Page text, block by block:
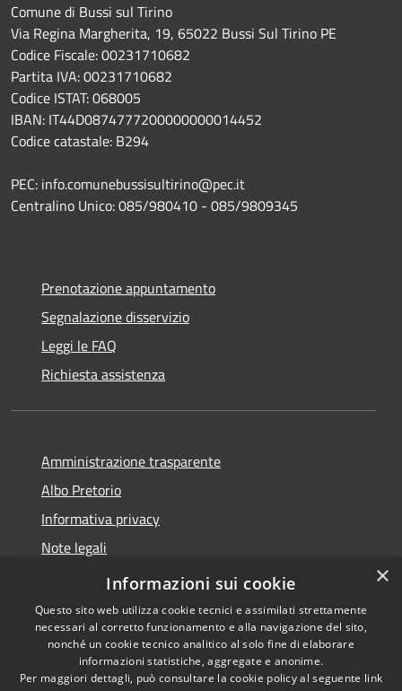
Comune di Bussi sul Tirino
Via Regina Margherita, 19, 65022 Bussi Sul Tirino PE
Codice Fiscale: 00231710682
Partita IVA: 00231710682
Codice ISTAT: 068005
IBAN: IT44D0874777200000000014452
Codice catastale: B294
PEC: info.comunebussisultirino@pec.it
Centralino Unico: 085/980410 - 085/9809345
Prenotazione appuntamento
Segnalazione disservizio
Leggi le FAQ
Richiesta assistenza
Amministrazione trasparente
Albo Pretorio
Informativa privacy
Note legali
Dichiarazione di accessibilità
Copyright © 2026 • Comune di
×
Informazioni sui cookie
Questo sito web utilizza cookie tecnici e assimilati strettamente
necessari al corretto funzionamento e alla navigazione del sito,
nonché un cookie tecnico analitico al solo fine di elaborare
informazioni statistiche, aggregate e anonime.
Per maggiori dettagli, può consultare la cookie policy al seguente link